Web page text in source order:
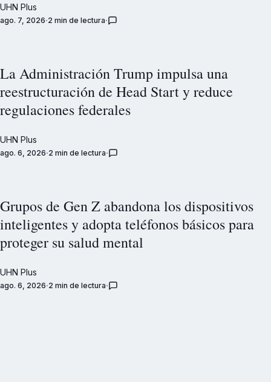
UHN Plus
ago. 7, 2026 2 min de lectura
La Administración Trump impulsa una
reestructuración de Head Start y reduce
regulaciones federales
UHN Plus
ago. 6, 2026 2 min de lectura
Grupos de Gen Z abandona los dispositivos
inteligentes y adopta teléfonos básicos para
proteger su salud mental
UHN Plus
ago. 6, 2026 2 min de lectura